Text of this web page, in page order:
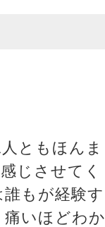
ともほんま
じさせてく
もが経験す
いほどわか